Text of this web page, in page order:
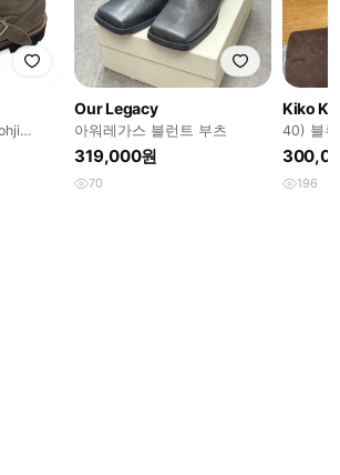
Our Legacy
아워레가스 블런트 부츠
319,000원
70
Kiko
40) 블
196